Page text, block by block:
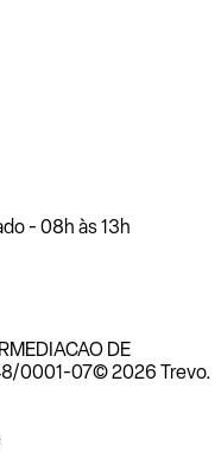
- 08h às 13h
DE
0001-07© 2026 Trevo.